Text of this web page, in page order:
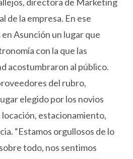
de la empresa. En ese
Asunción un lugar que
con la que las
acostumbraron al público.
del rubro,
elegido por los novios
locación, estacionamiento,
“Estamos orgullosos de lo
todo, nos sentimos